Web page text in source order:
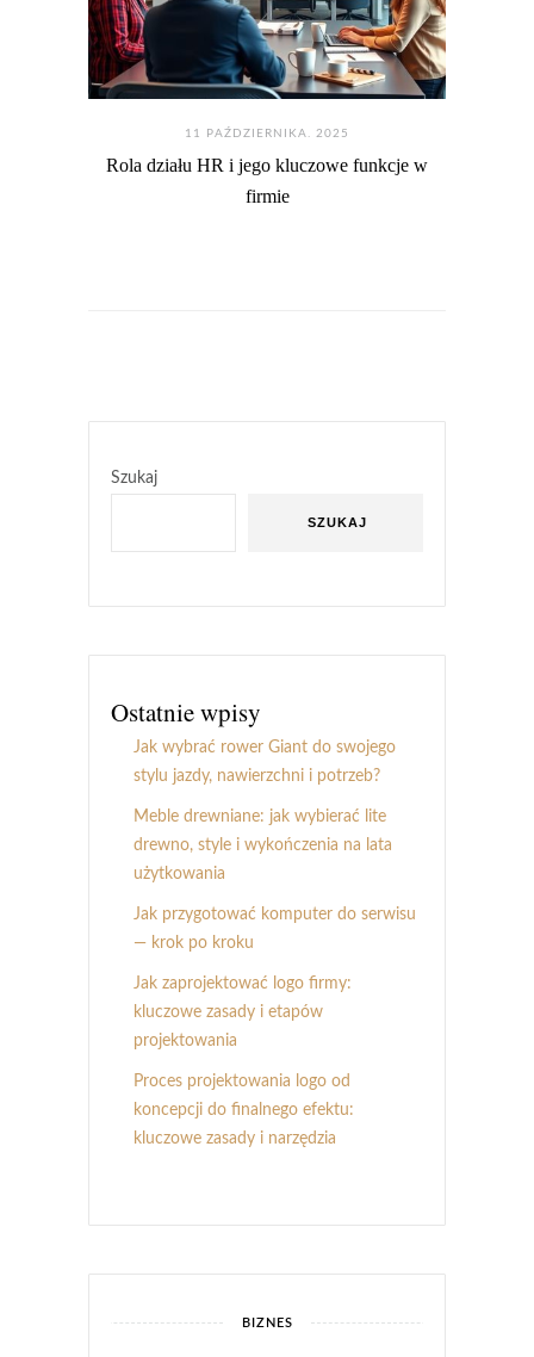
11 PAŹDZIERNIKA. 2025
Rola działu HR i jego kluczowe funkcje w
firmie
Szukaj
SZUKAJ
Ostatnie wpisy
Jak wybrać rower Giant do swojego
stylu jazdy, nawierzchni i potrzeb?
Meble drewniane: jak wybierać lite
drewno, style i wykończenia na lata
użytkowania
Jak przygotować komputer do serwisu
— krok po kroku
Jak zaprojektować logo firmy:
kluczowe zasady i etapów
projektowania
Proces projektowania logo od
koncepcji do finalnego efektu:
kluczowe zasady i narzędzia
BIZNES